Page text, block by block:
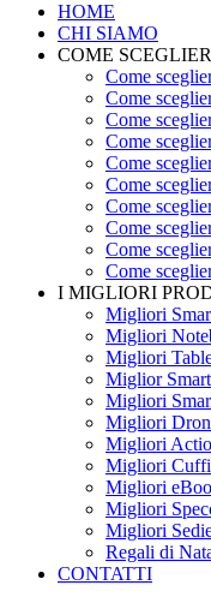
HOME
CHI SIAMO
COME
Come
Come
Come
Come
Come
Come
Come
Come
Come
Come
I MIGLIORI
Migliori
Migliori
Migliori
Miglior
Migliori
Migliori
Migliori
Migliori
Migliori
Migliori
Migliori
Regali di
CONTATTI